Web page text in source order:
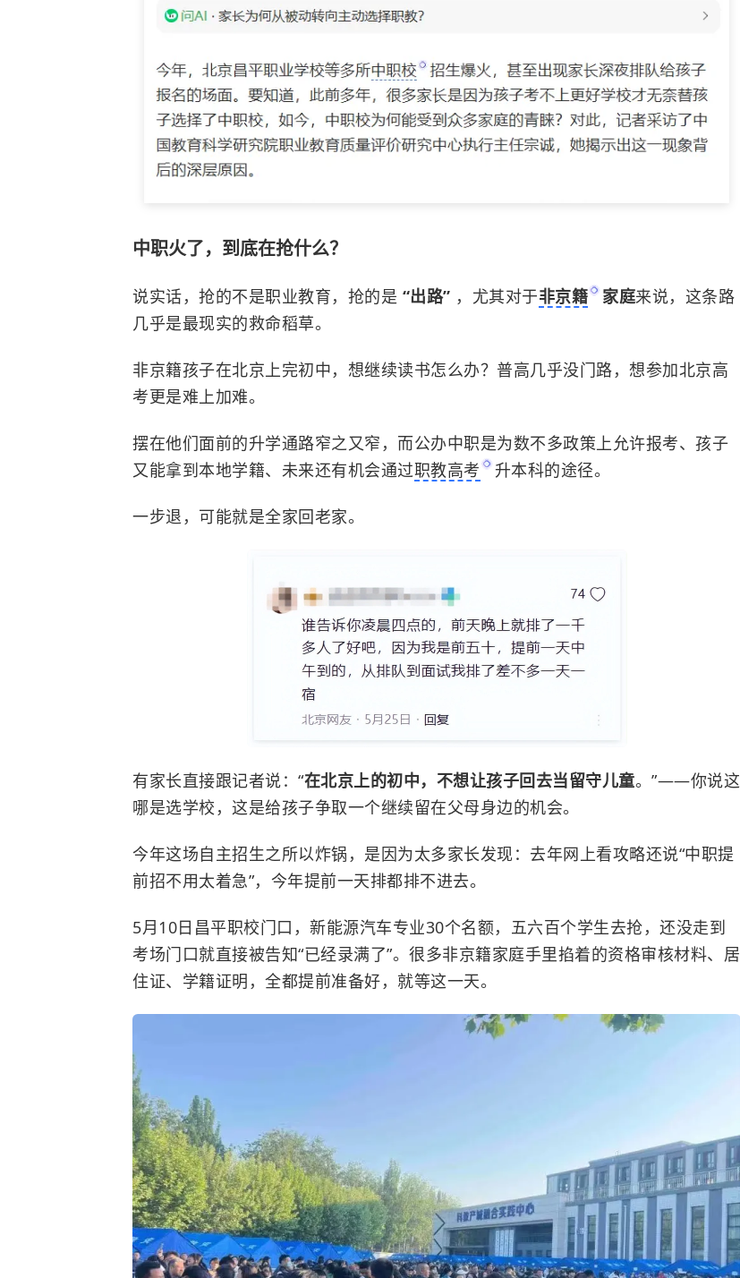
中职火了，到底在抢什么？
说实话，抢的不是职业教育，抢的是 “出路” ，尤其对于非京籍 家庭来说，这条路
几乎是最现实的救命稻草。
非京籍孩子在北京上完初中，想继续读书怎么办？普高几乎没门路，想参加北京高
考更是难上加难。
摆在他们面前的升学通路窄之又窄，而公办中职是为数不多政策上允许报考、孩子
又能拿到本地学籍、未来还有机会通过职教高考 升本科的途径。
一步退，可能就是全家回老家。
有家长直接跟记者说：“在北京上的初中，不想让孩子回去当留守儿童。”——你说这
哪是选学校，这是给孩子争取一个继续留在父母身边的机会。
今年这场自主招生之所以炸锅，是因为太多家长发现：去年网上看攻略还说“中职提
前招不用太着急”，今年提前一天排都排不进去。
5月10日昌平职校门口，新能源汽车专业30个名额，五六百个学生去抢，还没走到
考场门口就直接被告知“已经录满了”。很多非京籍家庭手里掐着的资格审核材料、居
住证、学籍证明，全都提前准备好，就等这一天。